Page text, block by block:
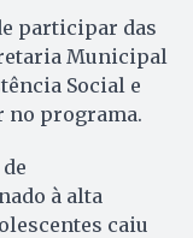
participar das
Municipal
Social e
no programa.
à alta
caiu